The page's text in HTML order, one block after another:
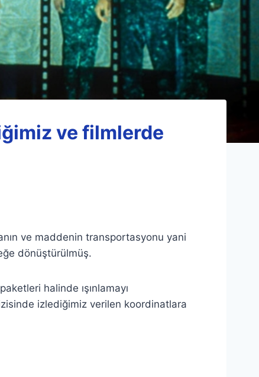
ve filmlerde
ve maddenin transportasyonu yani
dönüştürülmüş.
halinde ışınlamayı
izlediğimiz verilen koordinatlara